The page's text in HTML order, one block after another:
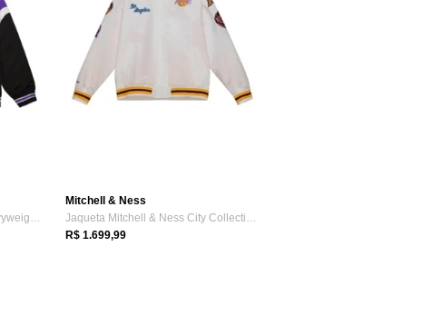
Jaqueta Mitchell & Ness Heavyweight Sati...
Mitchell & Ness
Jaqueta Mitchell & Ness City Collection ...
R$ 1.699,99